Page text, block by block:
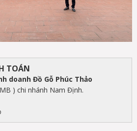
TOÁN
doanh Đồ Gỗ Phúc Thảo
) chi nhánh Nam Định.